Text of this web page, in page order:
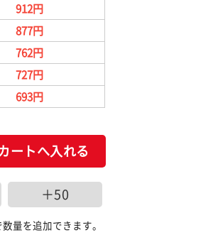
912円
877円
762円
727円
693円
ートへ入れる
＋50
量を追加できます。